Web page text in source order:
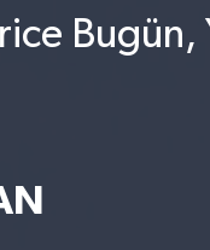
Bugün,